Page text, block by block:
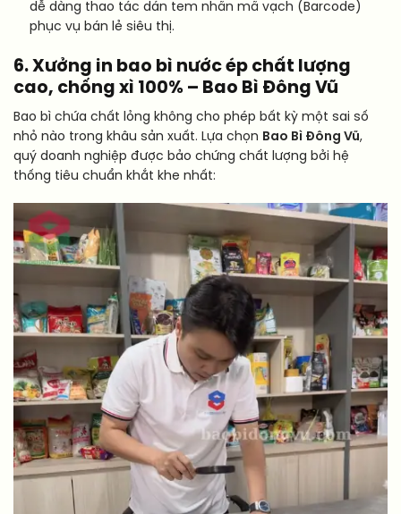
dễ dàng thao tác dán tem nhãn mã vạch (Barcode)
phục vụ bán lẻ siêu thị.
6. Xưởng in bao bì nước ép chất lượng
cao, chống xì 100% – Bao Bì Đông Vũ
Bao bì chứa chất lỏng không cho phép bất kỳ một sai số
nhỏ nào trong khâu sản xuất. Lựa chọn Bao Bì Đông Vũ,
quý doanh nghiệp được bảo chứng chất lượng bởi hệ
thống tiêu chuẩn khắt khe nhất: